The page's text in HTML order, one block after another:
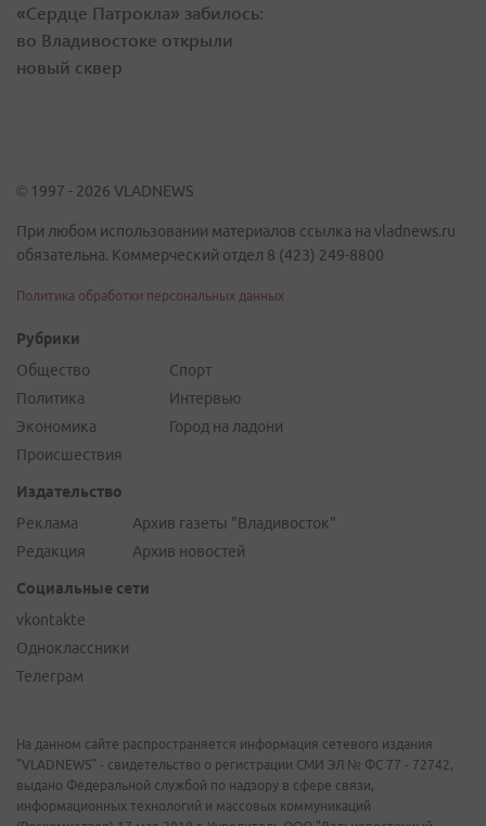
«Сердце Патрокла» забилось:
во Владивостоке открыли
новый сквер
© 1997 - 2026 VLADNEWS
При любом использовании материалов ссылка на vladnews.ru
обязательна. Коммерческий отдел 8 (423) 249-8800
Политика обработки персональных данных
Рубрики
Общество
Политика
Экономика
Происшествия
Спорт
Интервью
Город на ладони
Издательство
Реклама
Редакция
Архив газеты "Владивосток"
Архив новостей
Социальные сети
vkontakte
Одноклассники
Телеграм
На данном сайте распространяется информация сетевого издания
"VLADNEWS" - свидетельство о регистрации СМИ ЭЛ № ФС 77 - 72742,
выдано Федеральной службой по надзору в сфере связи,
информационных технологий и массовых коммуникаций